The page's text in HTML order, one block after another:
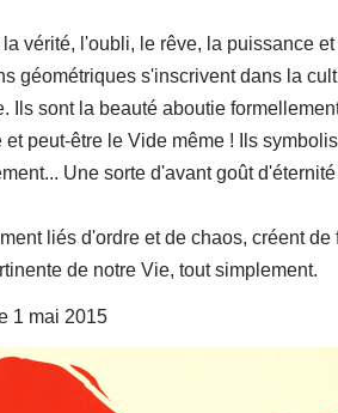
vérité, l'oubli, le rêve, la puissance
géométriques s'inscrivent dans la
Ils sont la beauté aboutie
peut-être le Vide même ! Ils
Une sorte d'avant goût
liés d'ordre et de chaos, créent
de notre Vie, tout simplement.
1 mai 2015